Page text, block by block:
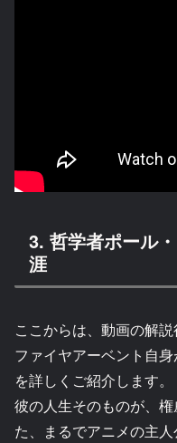
3. 哲学者ポール
涯
ここからは、動画の解
ファイヤアーベント自
を詳しくご紹介します。
彼の人生そのものが、
た、まるでアニメの主人